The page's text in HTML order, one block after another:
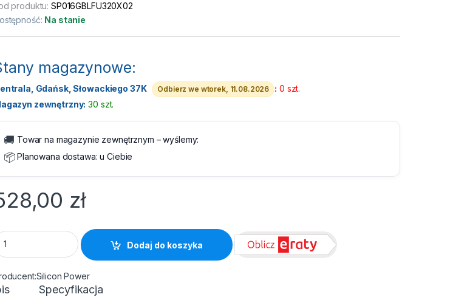
produktu:SP016GBLFU320X02
Na stanie
magazynowe:
Gdańsk, Słowackiego 37K Odbierz we wtorek, 11.08.2026 : 0 szt.
zewnętrzny: 30 szt.
🚚 Towar na magazynie zewnętrznym – wyślemy:
📦Planowana dostawa:u Ciebie
zł
PC-3200 DDR4 16GB Silicon Power quantity
Dodaj do koszyka
Silicon Power
Specyfikacja